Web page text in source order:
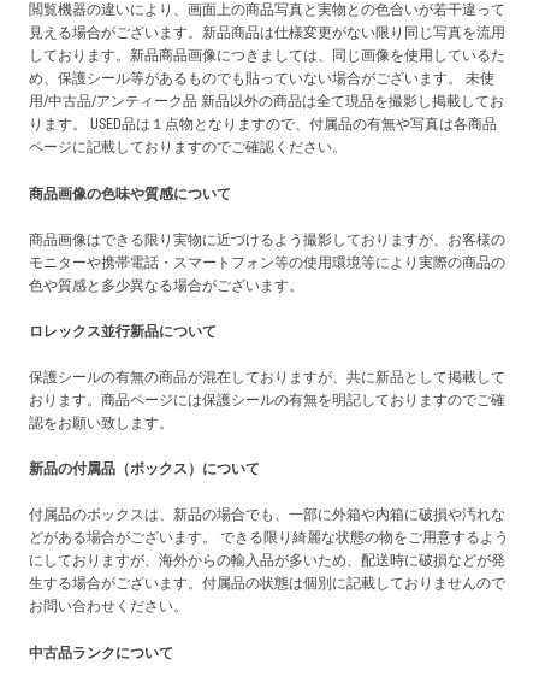
閲覧機器の違いにより、画面上の商品写真と実物との色合いが若干違って
見える場合がございます。新品商品は仕様変更がない限り同じ写真を流用
しております。新品商品画像につきましては、同じ画像を使用しているた
め、保護シール等があるものでも貼っていない場合がございます。 未使
用/中古品/アンティーク品 新品以外の商品は全て現品を撮影し掲載してお
ります。 USED品は１点物となりますので、付属品の有無や写真は各商品
ページに記載しておりますのでご確認ください。
商品画像の色味や質感について
商品画像はできる限り実物に近づけるよう撮影しておりますが、お客様の
モニターや携帯電話・スマートフォン等の使用環境等により実際の商品の
色や質感と多少異なる場合がございます。
ロレックス並行新品について
保護シールの有無の商品が混在しておりますが、共に新品として掲載して
おります。商品ページには保護シールの有無を明記しておりますのでご確
認をお願い致します。
新品の付属品（ボックス）について
付属品のボックスは、新品の場合でも、一部に外箱や内箱に破損や汚れな
どがある場合がございます。 できる限り綺麗な状態の物をご用意するよう
にしておりますが、海外からの輸入品が多いため、配送時に破損などが発
生する場合がございます。付属品の状態は個別に記載しておりませんので
お問い合わせください。
中古品ランクについて